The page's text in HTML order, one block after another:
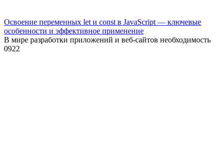
Освоение переменных let и const в JavaScript — ключевые
особенности и эффективное применение
В мире разработки приложений и веб-сайтов необходимость
0922